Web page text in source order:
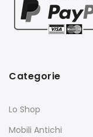
Categorie
Lo Shop
Mobili Antichi